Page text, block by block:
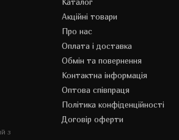
з
Акційні товари
Про нас
Оплата і доставка
Обмін та повернення
Контактна інформація
Оптова співпраця
Політика конфіденційності
Договір оферти